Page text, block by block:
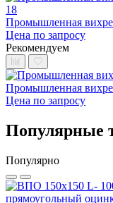
Промышленная
Цена по запросу
Рекомендуем
Промышленная
Цена по запросу
Популярные
Популярно